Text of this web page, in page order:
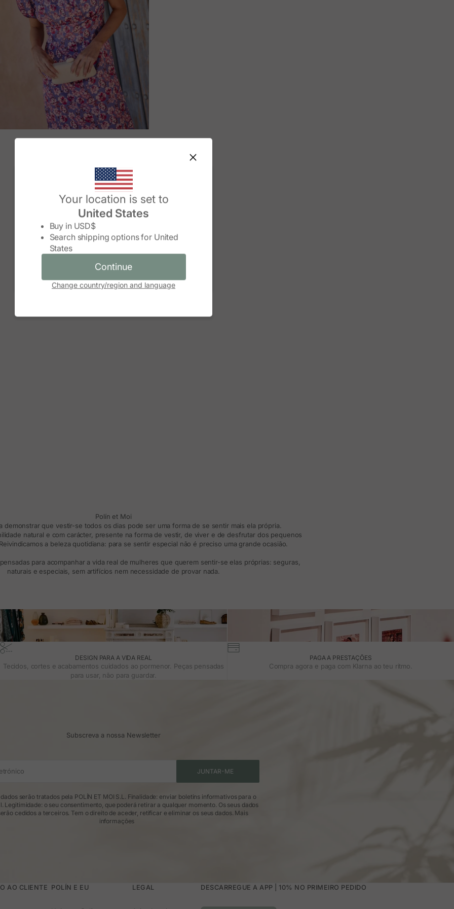
Your location is set to
United States
Buy in USD$
Search shipping options for United
States
Continue
Change country/region and language
Change country/region
Continue
Polín et Moi
demonstrar que vestir-se todos os dias pode ser uma forma de se sentir mais ela própria.
natural e com carácter, presente na forma de vestir, de viver e de desfrutar dos pequenos
a beleza quotidiana: para se sentir especial não é preciso uma grande ocasião.
para acompanhar a vida real de mulheres que querem sentir-se elas próprias: seguras,
naturais e especiais, sem artifícios nem necessidade de provar nada.
DESIGN PARA A VIDA REAL
Tecidos, cortes e acabamentos cuidados ao pormenor. Peças pensadas
para usar, não para guardar.
PAGA A PRESTAÇÕES
Compra agora e paga com Klarna ao teu ritmo.
Subscreva a nossa Newsletter
JUNTAR-ME
dados serão tratados pela POLÍN ET MOI S.L. Finalidade: enviar boletins informativos para o
Legitimidade: o seu consentimento, que poderá retirar a qualquer momento. Os seus dados
cedidos a terceiros. Tem o direito de aceder, retificar e eliminar os seus dados. Mais
informações
AO CLIENTE POLÍN E EU LEGAL DESCARREGUE A APP | 10% NO PRIMEIRO PEDIDO